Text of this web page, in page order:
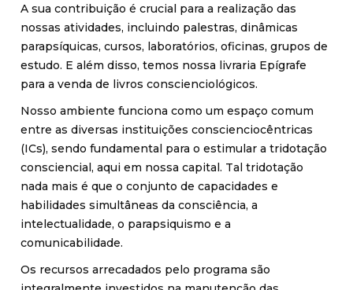
A sua contribuição é crucial para a realização das
nossas atividades, incluindo palestras, dinâmicas
parapsíquicas, cursos, laboratórios, oficinas, grupos de
estudo. E além disso, temos nossa livraria Epígrafe
para a venda de livros conscienciológicos.
Nosso ambiente funciona como um espaço comum
entre as diversas instituições conscienciocêntricas
(ICs), sendo fundamental para o estimular a tridotação
consciencial, aqui em nossa capital. Tal tridotação
nada mais é que o conjunto de capacidades e
habilidades simultâneas da consciência, a
intelectualidade, o parapsiquismo e a
comunicabilidade.
Os recursos arrecadados pelo programa são